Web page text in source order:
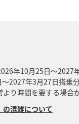
年10月25日～2027
2027年3月27日搭乗
り時間を要する場合
の混雑について